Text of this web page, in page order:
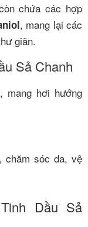
chứa các hợp
, mang lại các
giãn.
Sả Chanh
mang hơi hướng
chăm sóc da, vệ
Dầu Sả